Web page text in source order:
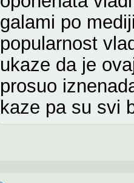
galami po
popularnost
ukaze da je
prosuo
kaze pa su svi